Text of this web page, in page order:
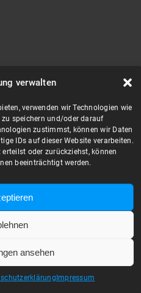
verwalten
verwenden wir Technologien wie
speichern und/oder darauf
zustimmst, können wir Daten
IDs auf dieser Website verarbeiten.
oder zurückziehst, können
beeinträchtigt werden.
ansehen
Impressum